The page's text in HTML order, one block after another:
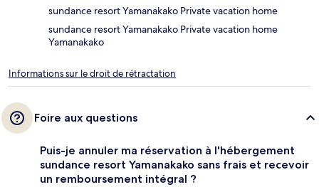
sundance resort Yamanakako Private vacation home
sundance resort Yamanakako Private vacation home
Yamanakako
Informations sur le droit de rétractation
Foire aux questions
Puis-je annuler ma réservation à l'hébergement
sundance resort Yamanakako sans frais et recevoir
un remboursement intégral ?